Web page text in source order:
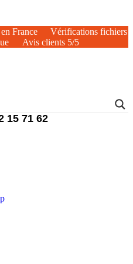
France
Vérifications fichiers
Avis clients 5/5
15 71 62